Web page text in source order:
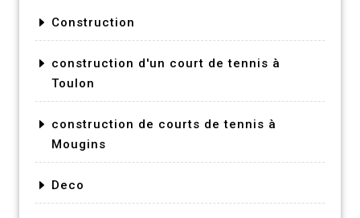
Construction
construction d'un court de tennis à
Toulon
construction de courts de tennis à
Mougins
Deco